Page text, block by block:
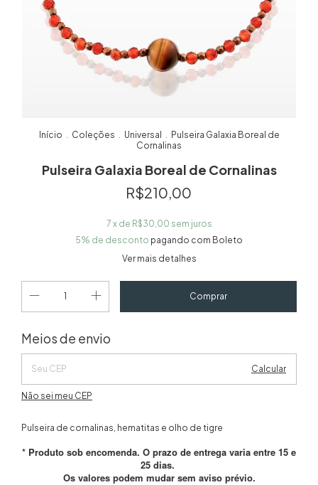
Início Coleções Universal
Pulseira Galaxia Boreal de
Cornalinas
Pulseira Galaxia Boreal de Cornalinas
R$210,00
7 x de R$30,00 sem juros
5% de desconto pagando com Boleto
Ver mais detalhes
Entregas para o CEP:
Meios de envio
Calcular
Não sei meu CEP
Pulseira de cornalinas, hematitas e olho de tigre
* Produto sob encomenda. O prazo de entrega varia entre 15 e
25 dias.
Os valores podem mudar sem aviso prévio.